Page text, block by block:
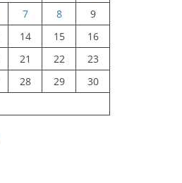
7 8
9
14 15
16
21 22
23
28 29
30